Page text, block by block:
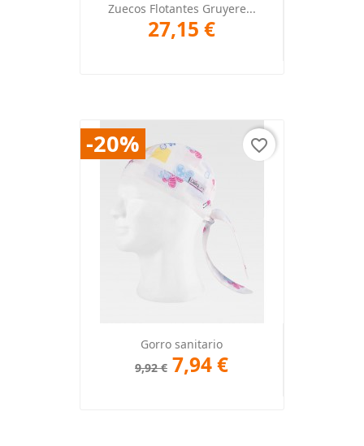
Zuecos Flotantes Gruyere...
27,15 €
Gorro sanitario
9,92 € 7,94 €
-20% favorite_border